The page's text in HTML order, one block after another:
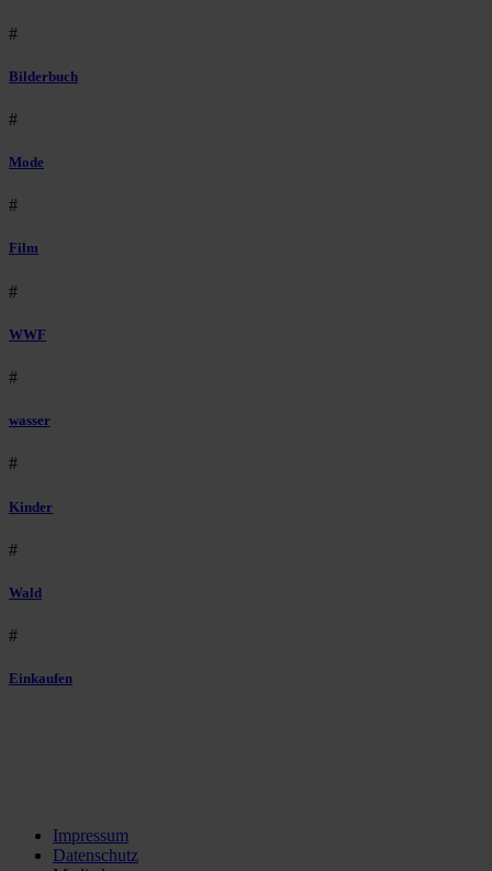
#
Bilderbuch
#
Mode
#
Film
#
WWF
#
wasser
#
Kinder
#
Wald
#
Einkaufen
Impressum
Datenschutz